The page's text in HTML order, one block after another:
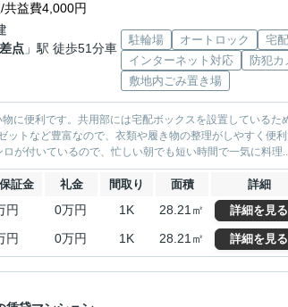
共益費4,000円
点 」駅 徒歩51分車
駐輪場 オートロック
宅
インターネット対応
防犯カ
敷地内ごみ置き場
に便利です。共用部には宅配ボックスを設置しているた
トなど豊富なので、衣類や履き物の整理がしやすく便
が付いているので、忙しい朝でも短い時間で一気に料理
証金 礼金 間取り 面積 詳細
円 0万円 1K 28.21㎡ 詳細を見る
円 0万円 1K 28.21㎡ 詳細を見る